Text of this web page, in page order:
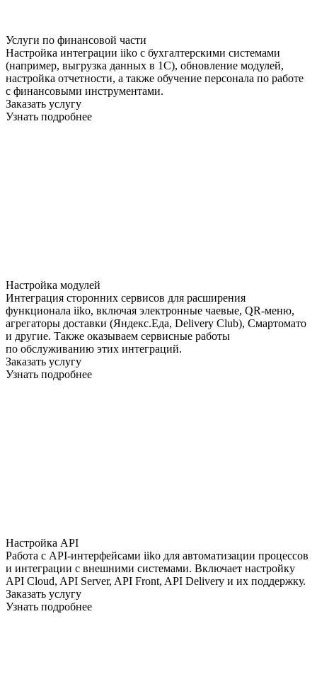
Услуги по финансовой части
Настройка интеграции iiko с бухгалтерскими системами
(например, выгрузка данных в 1С), обновление модулей,
настройка отчетности, а также обучение персонала по работе
с финансовыми инструментами.
Заказать услугу
Узнать подробнее
Настройка модулей
Интеграция сторонних сервисов для расширения
функционала iiko, включая электронные чаевые, QR-меню,
агрегаторы доставки (Яндекс.Еда, Delivery Club), Смартомато
и другие. Также оказываем сервисные работы
по обслуживанию этих интеграций.
Заказать услугу
Узнать подробнее
Настройка API
Работа с API-интерфейсами iiko для автоматизации процессов
и интеграции с внешними системами. Включает настройку
API Cloud, API Server, API Front, API Delivery и их поддержку.
Заказать услугу
Узнать подробнее